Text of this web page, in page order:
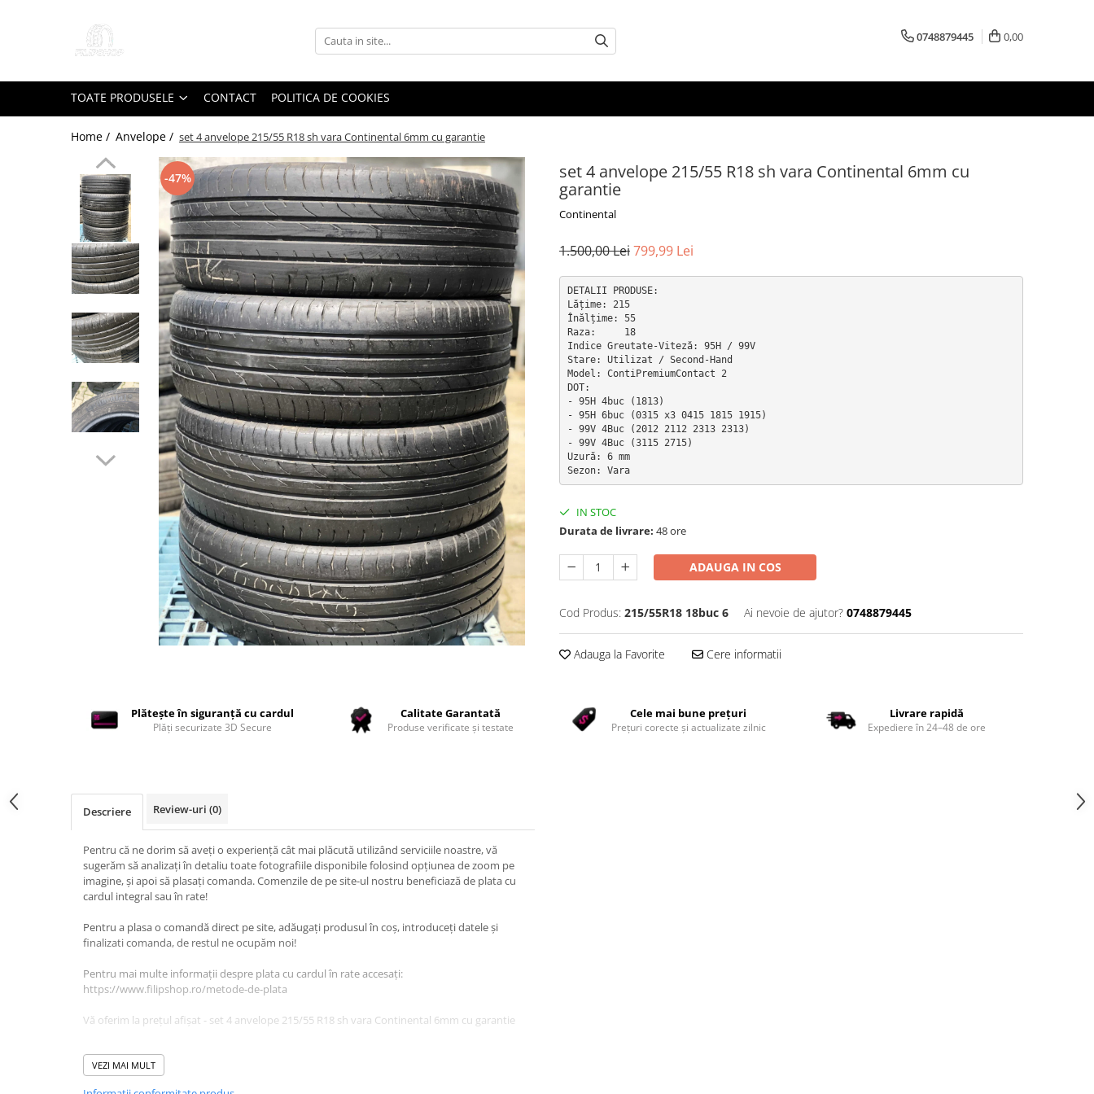
Toate Produsele
Anvelope Second-Hand
Anvelope SH iarna
Anvelope SH vara
Capace Jante
Jante Second-Hand
Accesorii Auto
Padele Auto
Accesorii Exterior Auto
Accesorii interior auto
Huse Scaun
Pistoale de curatat (tornadoare)
Scule Vopsitorie
Accesorii Telefon
Aparate premium
Instrumente de scris premium
0748879445 0,00
TOATE PRODUSELE CONTACT POLITICA DE COOKIES
Home / Anvelope / set 4 anvelope 215/55 R18 sh vara Continental 6mm cu garantie
set 4 anvelope 215/55 R18 sh vara Continental 6mm cu
garantie
Continental
-47%
1.500,00 Lei799,99 Lei
DETALII PRODUSE:
Lățime: 215
Înălțime: 55
Raza:     18
Indice Greutate-Viteză: 95H / 99V
Stare: Utilizat / Second-Hand
Model: ContiPremiumContact 2
DOT:
- 95H 4buc (1813)
- 95H 6buc (0315 x3 0415 1815 1915)
- 99V 4Buc (2012 2112 2313 2313)
- 99V 4Buc (3115 2715)
Uzură: 6 mm
Sezon: Vara
IN STOC
Durata de livrare: 48 ore
ADAUGA IN COS
Cod Produs: 215/55R18 18buc 6 Ai nevoie de ajutor? 0748879445
Adauga la Favorite Cere informatii
Plătește în siguranță cu cardul
Plăți securizate 3D Secure
Calitate Garantată
Produse verificate și testate
Cele mai bune prețuri
Prețuri corecte și actualizate zilnic
Livrare rapidă
Expediere în 24–48 de ore
Descriere Review-uri (0)
Pentru că ne dorim să aveți o experiență cât mai plăcută utilizând serviciile noastre, vă
sugerăm să analizați în detaliu toate fotografiile disponibile folosind opțiunea de zoom pe
imagine, și apoi să plasați comanda. Comenzile de pe site-ul nostru beneficiază de plata cu
cardul integral sau în rate!
Pentru a plasa o comandă direct pe site, adăugați produsul în coș, introduceți datele și
finalizati comanda, de restul ne ocupăm noi!
Pentru mai multe informații despre plata cu cardul în rate accesați:
https://www.filipshop.ro/metode-de-plata
Vă oferim la prețul afișat - set 4 anvelope 215/55 R18 sh vara Continental 6mm cu garantie
DETALII PRODUSE:
Lățime: 215
VEZI MAI MULT